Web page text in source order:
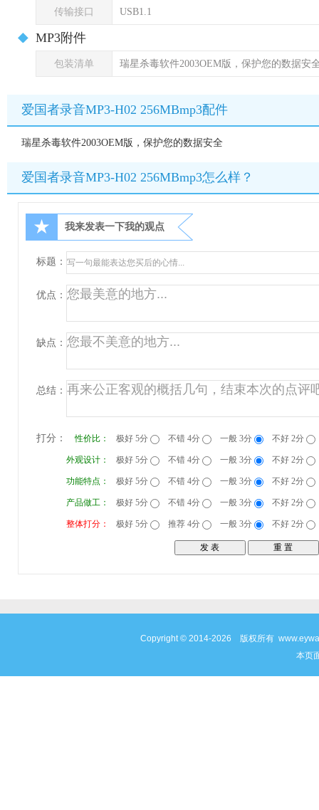
传输接口 USB1.1
MP3附件
包装清单 瑞星杀毒软件2003OEM版，保护您的数据安
爱国者录音MP3-H02 256MBmp3配件
瑞星杀毒软件2003OEM版，保护您的数据安全
爱国者录音MP3-H02 256MBmp3怎么样？
★ 我来发表一下我的观点
标题：
优点：
缺点：
总结：
打分： 性价比： 极好 5分 不错 4分 一般 3分 不好 2分
外观设计： 极好 5分 不错 4分 一般 3分 不好 2分
功能特点： 极好 5分 不错 4分 一般 3分 不好 2分
产品做工： 极好 5分 不错 4分 一般 3分 不好 2分
整体打分： 极好 5分 推荐 4分 一般 3分 不好 2分
Copyright © 2014-2026 版权所有
本页